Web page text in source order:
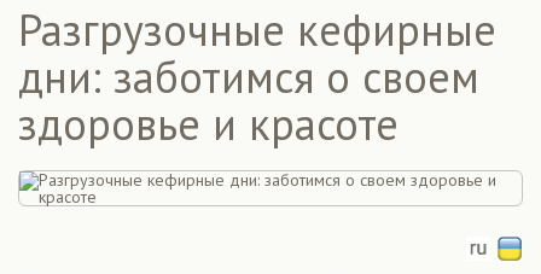
Разгрузочные кефирные
дни: заботимся о своем
здоровье и красоте